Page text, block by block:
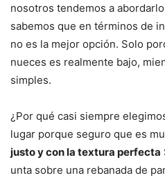
nosotros tendemos a
sabemos que en términos de
no es la mejor opción. Solo
nueces es realmente bajo,
simples.
¿Por qué casi siempre
lugar porque seguro que es
justo y con la textura perfecta
unta sobre una rebanada de